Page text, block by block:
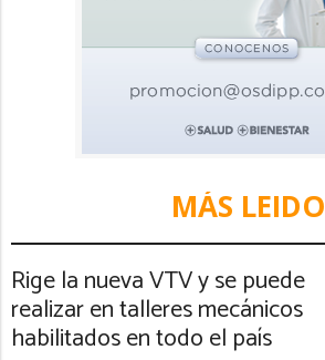
MÁS LEIDO
Rige la nueva VTV y se puede
realizar en talleres mecánicos
habilitados en todo el país